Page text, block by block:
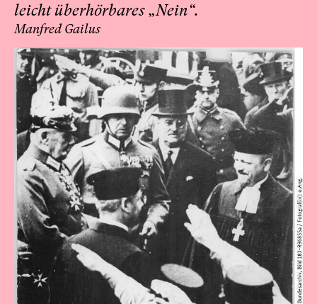
leicht überhörbares „Nein“.
Manfred Gailus